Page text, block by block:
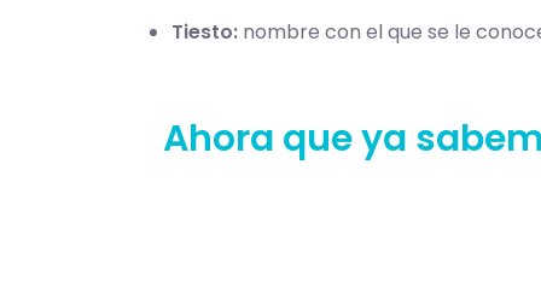
Tiesto: nombre con el que se le
Ahora que ya